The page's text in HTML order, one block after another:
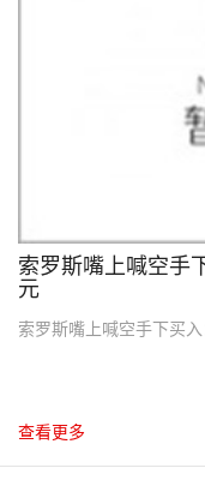
索罗斯嘴上喊空手
元
索罗斯嘴上喊空手下买
查看更多